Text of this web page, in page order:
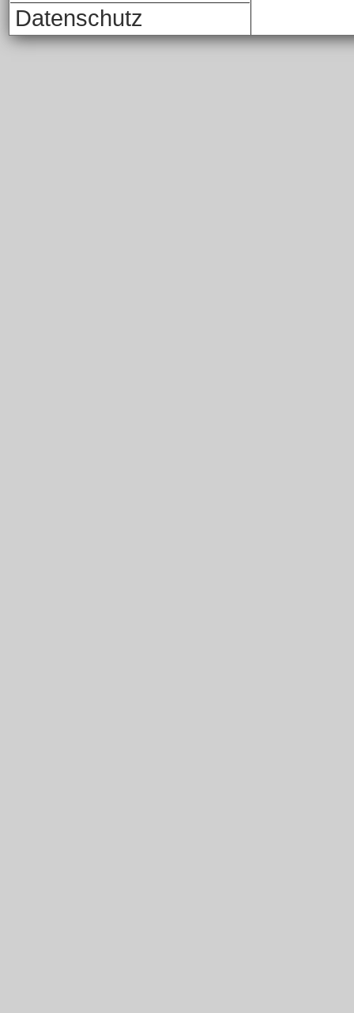
Datenschutz